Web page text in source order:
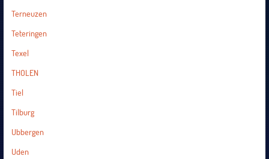
Terneuzen
Teteringen
Texel
THOLEN
Tiel
Tilburg
Ubbergen
Uden